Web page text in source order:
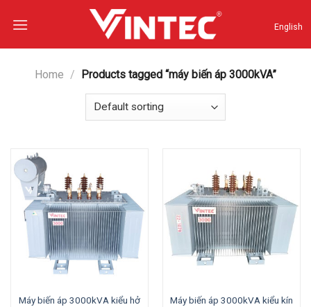
English
Home / Products tagged “máy biến áp 3000kVA”
Máy biến áp 3000kVA kiểu hở Máy biến áp 3000kVA kiểu kín